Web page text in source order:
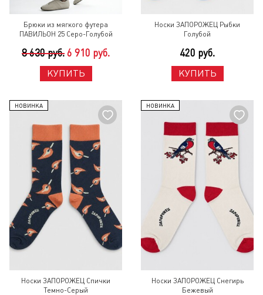
Брюки из мягкого футера
ПАВИЛЬОН 25 Серо-Голубой
8 630 руб. 6 910 руб.
КУПИТЬ
Носки ЗАПОРОЖЕЦ Рыбки
Голубой
420 руб.
КУПИТЬ
НОВИНКА
Носки ЗАПОРОЖЕЦ Спички
Темно-Серый
НОВИНКА
Носки ЗАПОРОЖЕЦ Снегирь
Бежевый